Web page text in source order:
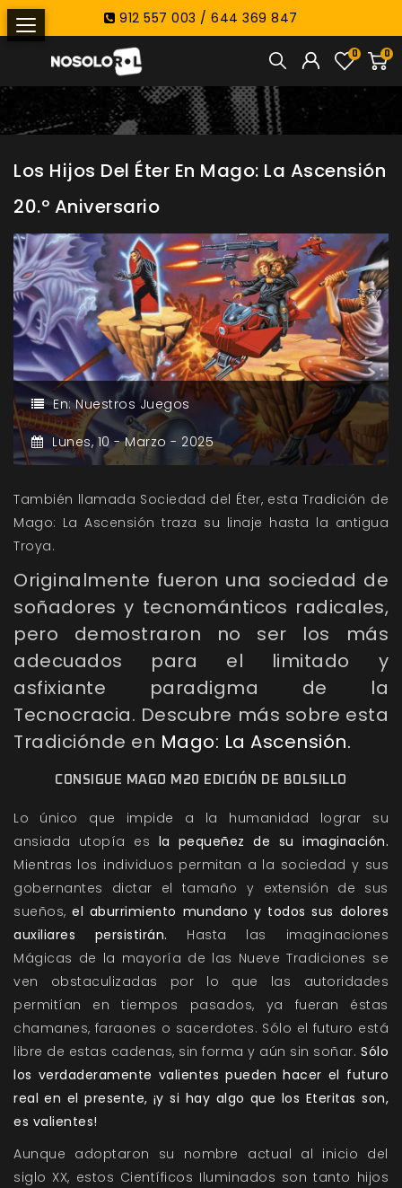
912 557 003 / 644 369 847
0
0
Los Hijos Del Éter En Mago: La Ascensión
20.º Aniversario
En:Nuestros Juegos
Lunes,10 -Marzo - 2025
También llamada Sociedad del Éter, esta Tradición de
Mago: La Ascensión traza su linaje hasta la antigua
Troya.
Originalmente fueron una sociedad de
soñadores y tecnománticos radicales,
pero demostraron no ser los más
adecuados para el limitado y
asfixiante paradigma de la
Tecnocracia. Descubre más sobre esta
Tradiciónde en Mago: La Ascensión.
CONSIGUE MAGO M20 EDICIÓN DE BOLSILLO
Lo único que impide a la humanidad lograr su
ansiada utopía es la pequeñez de su imaginación.
Mientras los individuos permitan a la sociedad y sus
gobernantes dictar el tamaño y extensión de sus
sueños,el aburrimiento mundano y todos sus dolores
auxiliares persistirán. Hasta las imaginaciones
Mágicas de la mayoría de las Nueve Tradiciones se
ven obstaculizadas por lo que las autoridades
permitían en tiempos pasados, ya fueran éstas
chamanes, faraones o sacerdotes. Sólo el futuro está
libre de estas cadenas, sin forma y aún sin soñar. Sólo
los verdaderamente valientes pueden hacer el futuro
real en el presente, ¡y si hay algo que los Eteritas son,
es valientes!
Aunque adoptaron su nombre actual al inicio del
siglo XX, estos Científicos Iluminados son tanto hijos